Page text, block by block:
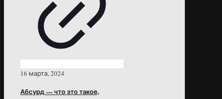
16 марта, 2024
Абсурд — что это такое,